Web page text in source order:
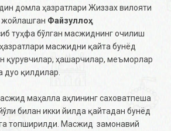
домла ҳазратлари Жиззах вилояти
жойлашган Файзуллоҳ
туҳфа бўлган масжиднинг очилиш
масжидни қайта бунёд
қурувчилар, ҳашарчилар, меъморлар
дуо қилдилар.
маҳалла аҳлининг саховатпеша
билан икки йилда қайтадан бунёд
топширилди. Масжид замонавий